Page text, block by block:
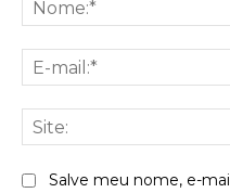
Salve meu nome, e-